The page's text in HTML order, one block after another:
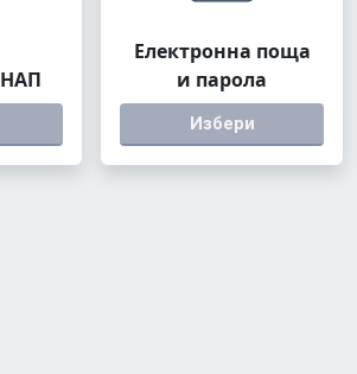
Електронна поща
и парола
Избери